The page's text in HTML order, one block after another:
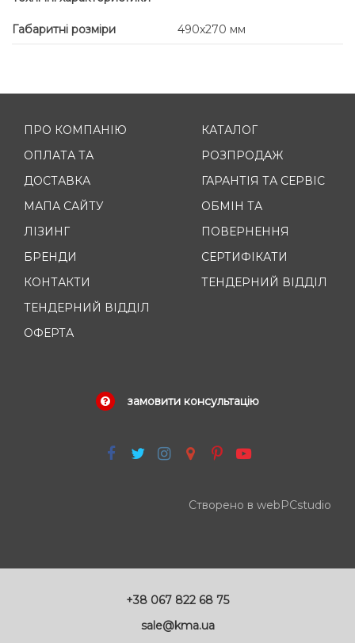
Габаритні розміри 490х270 мм
ПРО КОМПАНІЮ
ОПЛАТА ТА
ДОСТАВКА
МАПА САЙТУ
ЛІЗИНГ
БРЕНДИ
КОНТАКТИ
ТЕНДЕРНИЙ ВІДДІЛ
ОФЕРТА
КАТАЛОГ
РОЗПРОДАЖ
ГАРАНТІЯ ТА СЕРВІС
ОБМІН ТА
ПОВЕРНЕННЯ
СЕРТИФІКАТИ
ТЕНДЕРНИЙ ВІДДІЛ
замовити консультацію
Створено в webPCstudio
+38 067 822 68 75
sale@kma.ua